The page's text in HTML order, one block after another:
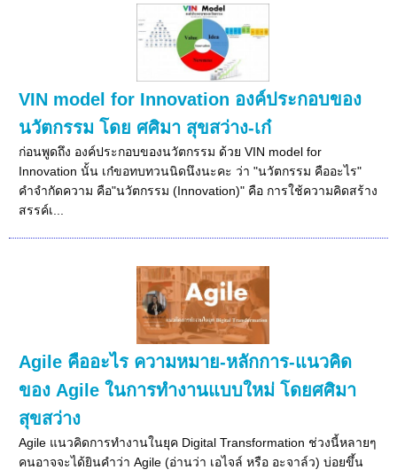
VIN model for Innovation องค์ประกอบของ
นวัตกรรม โดย ศศิมา สุขสว่าง-เก๋
ก่อนพูดถึง องค์ประกอบของนวัตกรรม ด้วย VIN model for
Innovation นั้น เก๋ขอทบทวนนิดนึงนะคะ ว่า "นวัตกรรม คืออะไร"
คำจำกัดความ คือ"นวัตกรรม (Innovation)" คือ การใช้ความคิดสร้าง
สรรค์เ...
Agile คืออะไร ความหมาย-หลักการ-แนวคิด
ของ Agile ในการทำงานแบบใหม่ โดยศศิมา
สุขสว่าง
Agile แนวคิดการทำงานในยุค Digital Transformation ช่วงนี้หลายๆ
คนอาจจะได้ยินคำว่า Agile (อ่านว่า เอไจล์ หรือ อะจาล์ว) บ่อยขึ้น